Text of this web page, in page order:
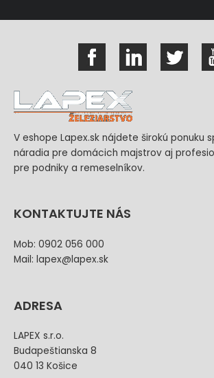
V eshope Lapex.sk nájdete širokú ponuku
náradia pre domácich majstrov aj
pre podniky a remeselníkov.
KONTAKTUJTE NÁS
Mob: 0902 056 000
Mail: lapex@lapex.sk
ADRESA
LAPEX s.r.o.
Budapeštianska 8
040 13 Košice